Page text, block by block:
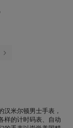
米尔顿男士手表，
样的计时码表、自动